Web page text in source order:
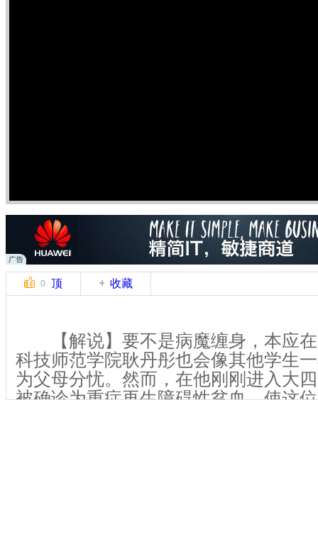
0 顶 收藏
【解说】要不是病魔缠身，本应在
科技师范学院耿丹彤也会像其他学生
为父母分忧。然而，在他刚刚进入大
被确诊为重症再生障碍性贫血，使这